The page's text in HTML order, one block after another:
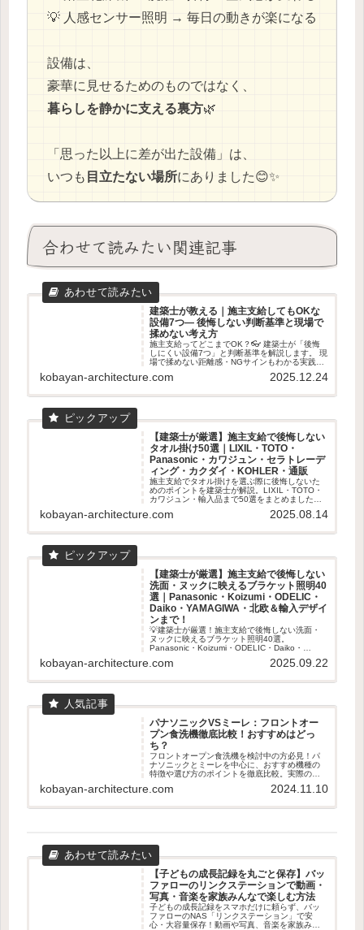
💡 人感センサー照明 → 毎日の動きが楽になる
設備は、
豪華に見せるためのものではなく、
暮らしを静かに支える裏方🌿
「思った以上に差が出た設備」は、
いつも 目立たない場所にありました😊✨
合わせて読みたい関連記事
建築士が教える｜施主支給してもOKな
設備7つ― 後悔しない判断基準と現場で
揉めない考え方
施主支給ってどこまでOK？👓 建築士が「後悔
しにくい設備7つ」と判断基準を解説します。 現
場で揉めない距離感・NGサインもわかる実践ガ
kobayan-architecture.com 2025.12.24
【建築士が厳選】施主支給で後悔しない
タオル掛け50選｜LIXIL・TOTO・
Panasonic・カワジュン・セラトレーデ
ィング・カクダイ・KOHLER・通販
施主支給でタオル掛けを選ぶ際に後悔しないた
めのポイントを建築士が解説。LIXIL・TOTO・
カワジュン・輸入品まで50選をまとめました。
kobayan-architecture.com 2025.08.14
【建築士が厳選】施主支給で後悔しない
洗面・ヌックに映えるブラケット照明40
選｜Panasonic・Koizumi・ODELIC・
Daiko・YAMAGIWA・北欧＆輸入デザイ
ンまで！
💡建築士が厳選！施主支給で後悔しない洗面・
ヌックに映えるブラケット照明40選。
Panasonic・Koizumi・ODELIC・Daiko・
しない選び方とおすすめを徹底解説します✨
kobayan-architecture.com 2025.09.22
パナソニックVSミーレ：フロントオー
プン食洗機徹底比較！おすすめはどっ
ち？
フロントオープン食洗機を検討中の方必見！パ
ナソニックとミーレを中心に、おすすめ機種の
特徴や選び方のポイントを徹底比較。実際のユ
びをサポートします。容量、乾燥機能、使いや
kobayan-architecture.com 2024.11.10
【子どもの成長記録を丸ごと保存】バッ
ファローのリンクステーションで動画・
写真・音楽を家族みんなで楽しむ方法
子どもの成長記録をスマホだけに頼らず、バッ
ファローのNAS「リンクステーション」で安
心・大容量保存！動画や写真、音楽を家族みん